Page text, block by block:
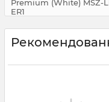
Premium (White) MSZ-
ER1